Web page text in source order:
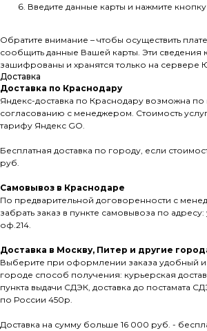
Введите данные карты и нажмите кнопку
Обратите внимание – чтобы осуществить
сообщить данные Вашей карты. Эти сведения
зашифрованы и хранятся только на сервере
Доставка
Доставка по Краснодару
Яндекс-доставка по Краснодару возможна
согласованию с менеджером. Стоимость
тарифу Яндекс GO.
Бесплатная доставка по городу, если
руб.
Самовывоз в Краснодаре
По предварительной договоренности с
забрать заказ в пункте самовывоза по
оф.214.
Доставка в Москву, Питер и другие
Выберите при оформлении заказа удобный
городе способ получения: курьерская
пункта выдачи СДЭК, доставка до постамата
по России 450р.
Доставка на сумму больше 16 000 руб. -